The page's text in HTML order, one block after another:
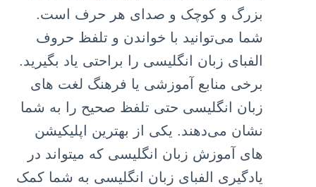
بزرگ و کوچک و صدای هر حرف است.
شما می‌توانید با خواندن و تلفظ حروف
الفبای زبان انگلیسی را براحتی یاد بگیرید.
برخی منابع آموزشی یا فرهنگ لغت های
زبان انگلیسی حتی تلفظ صحیح را به شما
نشان می‌دهند. یکی از بهترین اپلیکیشن
های آموزش زبان انگلیسی که میتواند در
یادگیری الفبای زبان انگلیسی به شما کمک